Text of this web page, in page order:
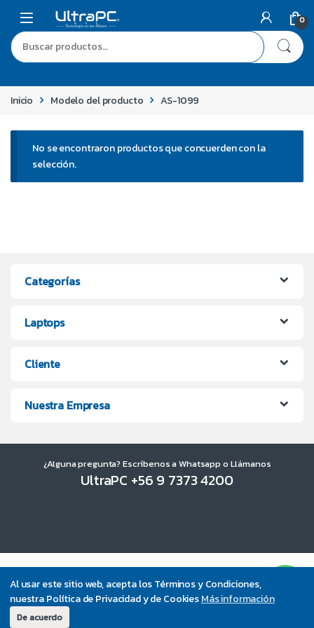
Al usar este sitio web, acepta los Términos y Condiciones,
nuestra Política de Privacidad y de CookiesMás información
De acuerdo
0
Inicio Modelo del producto AS-1099
No se encontraron productos que concuerden con la
selección.
Categorías
Laptops
Cliente
Nuestra Empresa
¿Alguna pregunta? Escríbenos a Whatsapp o Llámanos
UltraPC +56 9 7373 4200